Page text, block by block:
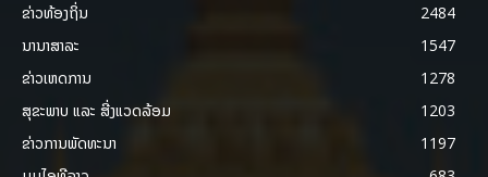
ຂ່າວທ້ອງຖິ່ນ
2484
ນານາສາລະ
1547
ຂ່າວເຫດການ
1278
ສຸຂະພາບ ແລະ ສີ່ງແວດລ້ອມ
1203
ຂ່າວການພັດທະນາ
1197